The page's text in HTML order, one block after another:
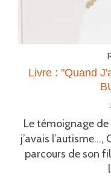
Livre : "Quand
Le témoignage
j’avais
parcours de son